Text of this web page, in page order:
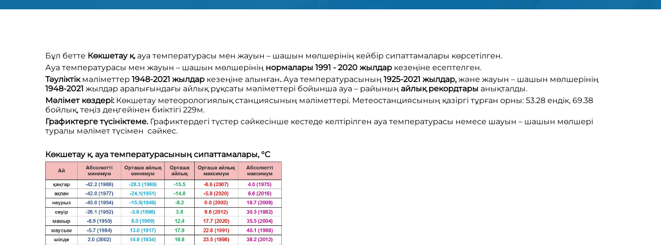
Бұл бетте Көкшетау қ.ауа температурасы мен жауын – шашын мөлшерінің кейбір сипаттамалары көрсетілген.
Ауа температурасы мен жауын – шашын мөлшерінің нормалары 1991 - 2020 жылдар кезеңіне есептелген.
Тәуліктік мәліметтер 1948-2021 жылдар кезеңіне алынған.Ауа температурасының 1925-2021 жылдар,және жауын – шашын мөлшерінің
1948-2021 жылдар аралығындағы айлық рұқсаты мәліметтері бойынша ауа – райының айлық рекордтары анықталды.
Мәлімет көздері: Көкшетау метеорологиялық станциясының мәліметтері. Метеостанциясының қазіргі тұрған орны: 53.28 ендік, 69.38
бойлық, теңіз деңгейінен биіктігі 229м.
Графиктерге түсініктеме.Графиктердегі түстер сәйкесінше кестеде келтірілген ауа температурасы немесе шауын – шашын мөлшері
туралы мәлімет түсімен сәйкес.
Көкшетау қ. ауа температурасының сипаттамалары,°С